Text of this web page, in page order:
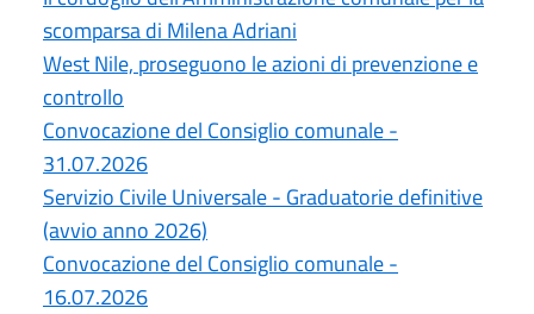
scomparsa di Milena Adriani
West Nile, proseguono le azioni di prevenzione e
controllo
Convocazione del Consiglio comunale -
31.07.2026
Servizio Civile Universale - Graduatorie definitive
(avvio anno 2026)
Convocazione del Consiglio comunale -
16.07.2026